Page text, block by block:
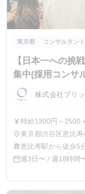
東京都 コンサルタント
【日本一への挑
集中(採用コンサ
株式会社ブリ
currency_yen 時給1300円～2500
place東京都渋谷区恵比寿
ー15F、21F
train恵比寿駅から徒歩5
calendar_today週3日〜 / 週18時間